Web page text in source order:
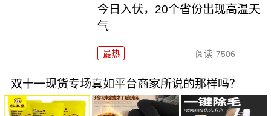
今日入伏，20个省份出现高温天
气
最热 阅读 7506
双十一现货专场真如平台商家所说的那样吗？